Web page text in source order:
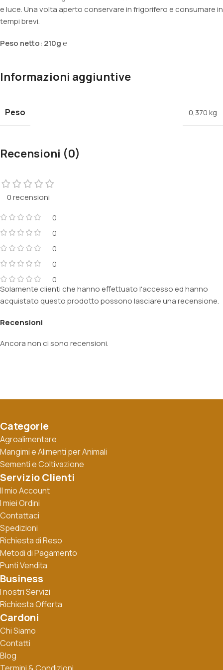
e luce. Una volta aperto conservare in frigorifero e consumare in
tempi brevi.
Peso netto: 210g ℮
Informazioni aggiuntive
Peso 0,370 kg
Recensioni (0)
0 recensioni
0
0
0
0
0
Recensioni
Ancora non ci sono recensioni.
Solamente clienti che hanno effettuato l'accesso ed hanno
acquistato questo prodotto possono lasciare una recensione.
Categorie
Agroalimentare
Mangimi e Alimenti per Animali
Sementi e Coltivazione
Servizio Clienti
Il mio Account
I miei Ordini
Contattaci
Spedizioni
Richiesta di Reso
Metodi di Pagamento
Punti Vendita
Business
I nostri Servizi
Richiesta Offerta
Cardoni
Chi Siamo
Contatti
Blog